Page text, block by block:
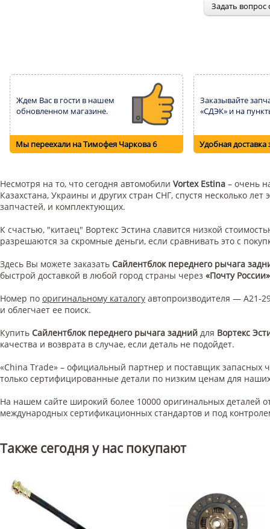
Ждем Вас в гости в нашем
обновленном магазине.
Мы переехали на Тимофея Чаркова 6
Заказывайте
«СДЭК» и на
Удобная доставка
Несмотря на то, что сегодня автомобили Vortex Estina – очень
Казахстана, Украины и других стран СНГ, спустя несколько
запчастей, и комплектующих.
К счастью, "китаец" Вортекс Эстина славится низкой
разрешаются за скромные деньги, если сравнивать это с
Здесь Вы можете заказать Сайлентблок переднего рычага
быстрой доставкой в любой город страны через «Почту России»
Номер по оригинальному каталогу автопроизводителя — A21-
и облегчает ее поиск.
Купить Сайлентблок переднего рычага задний для Вортекс
качества и возврата в случае, если деталь не подойдет.
«China Trade» – официальный партнер и поставщик запасных
только сертифицированные детали по низким ценам для
На нашем сайте широкий более 10000 оригинальных деталей
международных сертификационных стандартов и под
Также сегодня у нас покупают